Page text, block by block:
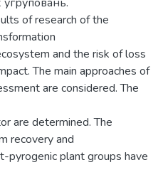
of research of the
and the risk of loss
The main approaches of
are considered. The
are determined. The
recovery and
pyrogenic plant groups have